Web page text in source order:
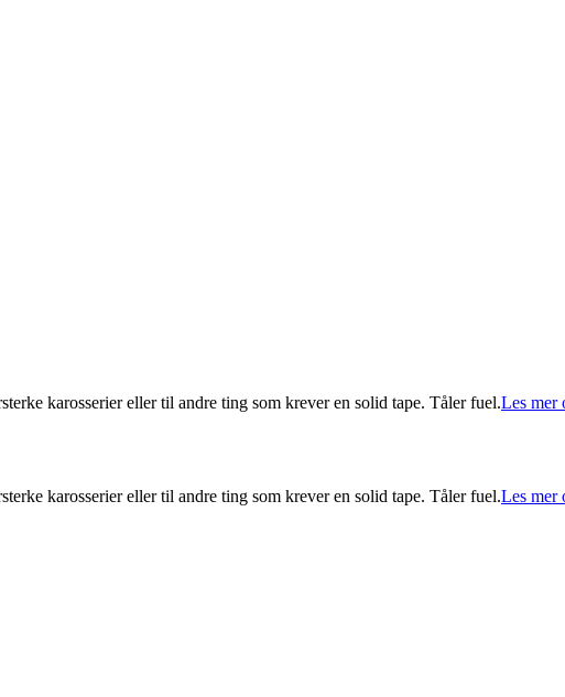
karosserier eller til andre ting som krever en solid tape. Tåler fuel.Les mer
karosserier eller til andre ting som krever en solid tape. Tåler fuel.Les mer